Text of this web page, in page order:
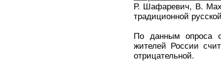
Р. Шафаревич, В.
традиционной
По данным опроса
жителей России
отрицательной.